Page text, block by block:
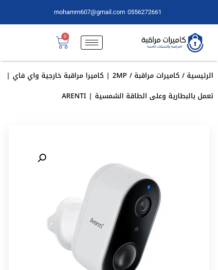
0556272661
mohamm607@gmail.com
0
الرئيسية/كاميرات مراقبة
/ 2MP | كاميرا مراقبة خارجية واي فاي |
تعمل بالبطارية وعلى الطاقة الشمسية | ARENTI